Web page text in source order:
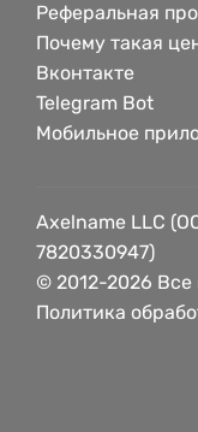
Реферальная
Почему такая
Вконтакте
Telegram Bot
Мобильное
Axelname LLC
7820330947)
© 2012-2026
Политика